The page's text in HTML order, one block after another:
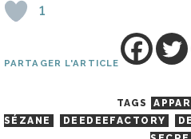
1
PARTAGER L'ARTICLE
TAGS
SÉZANE
DEEDEEFACTORY